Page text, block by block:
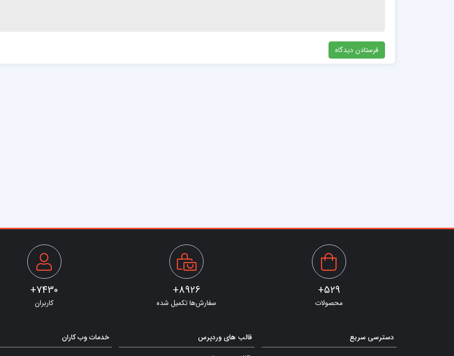
529+
محصولات
8926+
سفارش‌ها تکمیل شده
7430+
کاربران
دسترسی سریع قالب های وردپرس خدمات وب کاران